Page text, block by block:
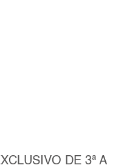
DE 3ª A